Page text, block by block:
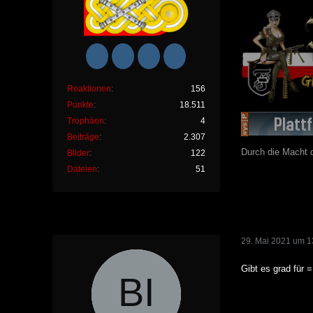
Reaktionen
156
Punkte
18.511
Trophäen
4
Beiträge
2.307
Bilder
122
Dateien
51
Durch die Macht
29. Mai 2021 um
Gibt es grad für